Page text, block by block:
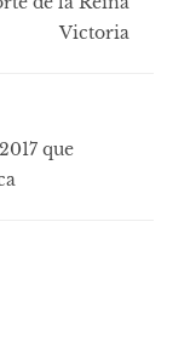
Victoria
que